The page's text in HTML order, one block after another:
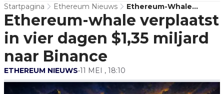
Startpagina Ethereum Nieuws
Ethereum-Whale
Verplaatst In Vier Dagen
$1,35 Miljard Naar
Binance
Ethereum-whale verplaatst
in vier dagen $1,35 miljard
naar Binance
ETHEREUM NIEUWS•11 MEI , 18:10